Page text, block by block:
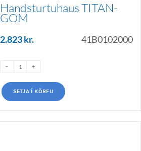
Handsturtuhaus TITAN-
GOM
2.823kr. 41B0102000
SETJA Í KÖRFU